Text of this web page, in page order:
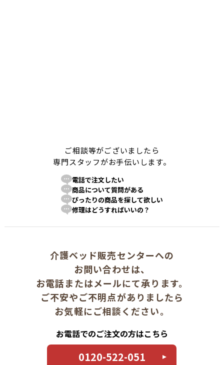
ご相談等がございましたら
専門スタッフがお手伝いします。
電話で注文したい
商品について質問がある
ぴったりの商品を探して欲しい
修理はどうすればいいの？
介護ベッド販売センターへの
お問い合わせは、
お電話またはメールにて承ります。
ご不安やご不明点がありましたら
お気軽にご相談ください。
お電話でのご注文の方はこちら
0120-522-051